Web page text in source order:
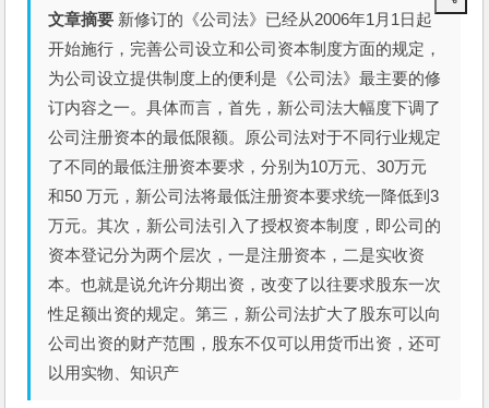
文章摘要 新修订的《公司法》已经从2006年1月1日起
开始施行，完善公司设立和公司资本制度方面的规定，
为公司设立提供制度上的便利是《公司法》最主要的修
订内容之一。具体而言，首先，新公司法大幅度下调了
公司注册资本的最低限额。原公司法对于不同行业规定
了不同的最低注册资本要求，分别为10万元、30万元
和50 万元，新公司法将最低注册资本要求统一降低到3
万元。其次，新公司法引入了授权资本制度，即公司的
资本登记分为两个层次，一是注册资本，二是实收资
本。也就是说允许分期出资，改变了以往要求股东一次
性足额出资的规定。第三，新公司法扩大了股东可以向
公司出资的财产范围，股东不仅可以用货币出资，还可
以用实物、知识产